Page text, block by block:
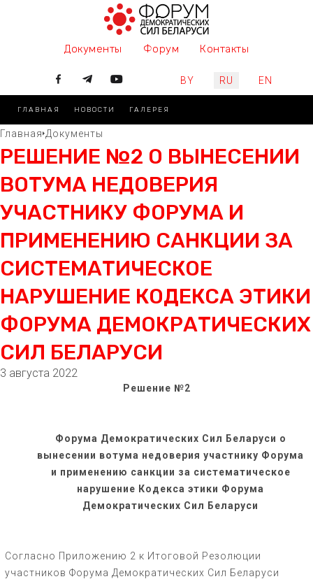
Документы Форум Контакты
Выберите язык
BY RU EN
ГЛАВНАЯ НОВОСТИ ГАЛЕРЕЯ
Главная Документы
РЕШЕНИЕ №2 О ВЫНЕСЕНИИ
ВОТУМА НЕДОВЕРИЯ
УЧАСТНИКУ ФОРУМА И
ПРИМЕНЕНИЮ САНКЦИИ ЗА
СИСТЕМАТИЧЕСКОЕ
НАРУШЕНИЕ КОДЕКСА ЭТИКИ
ФОРУМА ДЕМОКРАТИЧЕСКИХ
СИЛ БЕЛАРУСИ
3 августа 2022
Решение №2
Форума Демократических Сил Беларуси о
вынесении вотума недоверия участнику Форума
и применению санкции за систематическое
нарушение Кодекса этики Форума
Демократических Сил Беларуси
Согласно Приложению 2 к Итоговой Резолюции
участников Форума Демократических Сил Беларуси